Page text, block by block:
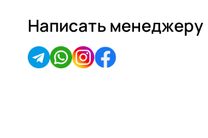
Написать менеджеру